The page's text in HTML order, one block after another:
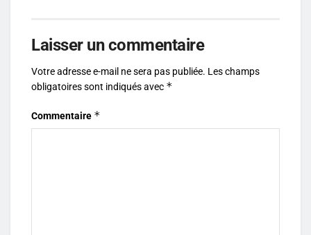
Laisser un commentaire
Votre adresse e-mail ne sera pas publiée. Les champs
obligatoires sont indiqués avec *
Commentaire *